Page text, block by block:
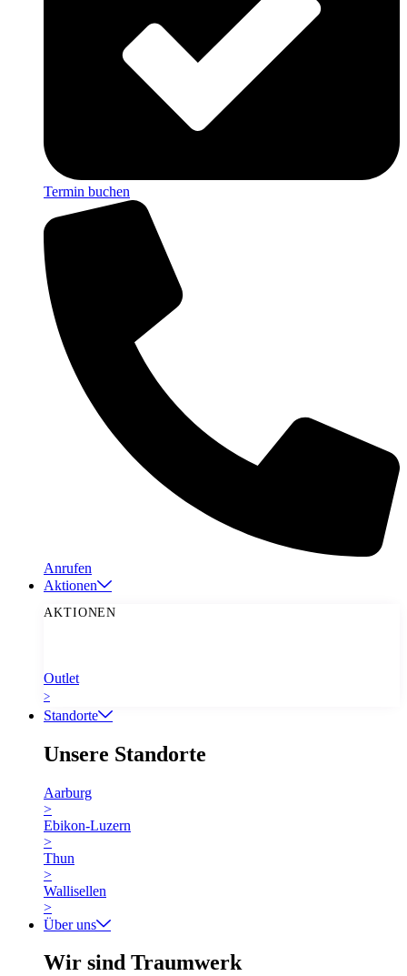
Termin buchen
Anrufen
Aktionen
AKTIONEN
Outlet
>
Standorte
Unsere Standorte
Aarburg
>
Ebikon-Luzern
>
Thun
>
Wallisellen
>
Über uns
Wir sind Traumwerk